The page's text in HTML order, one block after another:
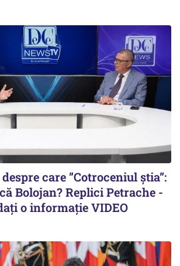
care ”Cotroceniul știa”:
Bolojan? Replici Petrache -
o informație VIDEO